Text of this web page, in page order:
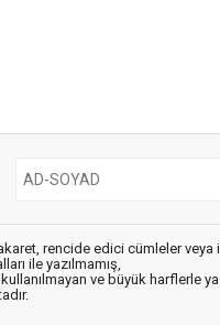
rencide edici cümleler veya
ile yazılmamış,
ve büyük harflerle